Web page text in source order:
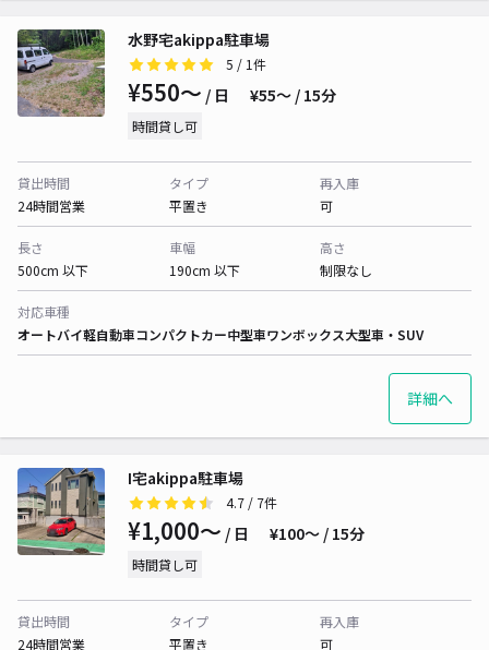
水野宅akippa駐車場
5 / 1件
¥550〜 / 日 ¥55〜 / 15分
時間貸し可
貸出時間
24時間営業
タイプ
平置き
再入庫
可
長さ
500cm 以下
車幅
190cm 以下
高さ
制限なし
対応車種
オートバイ軽自動車コンパクトカー中型車ワンボックス大型車・SUV
詳細へ
I宅akippa駐車場
4.7 / 7件
¥1,000〜 / 日 ¥100〜 / 15分
時間貸し可
貸出時間
24時間営業
タイプ
平置き
再入庫
可